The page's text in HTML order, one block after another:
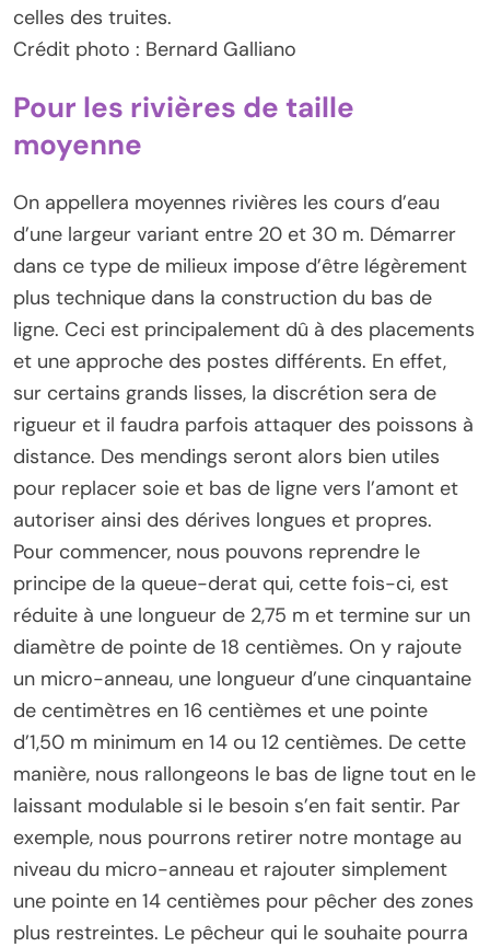
celles des truites.
Crédit photo : Bernard Galliano
Pour les rivières de taille
moyenne
On appellera moyennes rivières les cours d’eau
d’une largeur variant entre 20 et 30 m. Démarrer
dans ce type de milieux impose d’être légèrement
plus technique dans la construction du bas de
ligne. Ceci est principalement dû à des placements
et une approche des postes différents. En effet,
sur certains grands lisses, la discrétion sera de
rigueur et il faudra parfois attaquer des poissons à
distance. Des mendings seront alors bien utiles
pour replacer soie et bas de ligne vers l’amont et
autoriser ainsi des dérives longues et propres.
Pour commencer, nous pouvons reprendre le
principe de la queue-derat qui, cette fois-ci, est
réduite à une longueur de 2,75 m et termine sur un
diamètre de pointe de 18 centièmes. On y rajoute
un micro-anneau, une longueur d’une cinquantaine
de centimètres en 16 centièmes et une pointe
d’1,50 m minimum en 14 ou 12 centièmes. De cette
manière, nous rallongeons le bas de ligne tout en le
laissant modulable si le besoin s’en fait sentir. Par
exemple, nous pourrons retirer notre montage au
niveau du micro-anneau et rajouter simplement
une pointe en 14 centièmes pour pêcher des zones
plus restreintes. Le pêcheur qui le souhaite pourra